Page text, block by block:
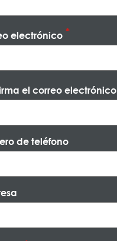
electrónico
el correo electrónico
de teléfono